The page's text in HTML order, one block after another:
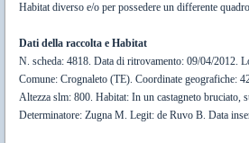
Habitat diverso e/o per possedere un differente
Dati della raccolta e Habitat
N. scheda: 4818. Data di ritrovamento: 09/04/2012.
Comune: Crognaleto (TE). Coordinate geografiche:
Altezza slm: 800. Habitat: In un castagneto bruciato,
Determinatore: Zugna M. Legit: de Ruvo B. Data